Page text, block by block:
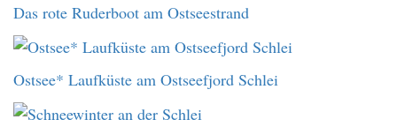
Das rote Ruderboot am Ostseestrand
Ostsee* Laufküste am Ostseefjord Schlei